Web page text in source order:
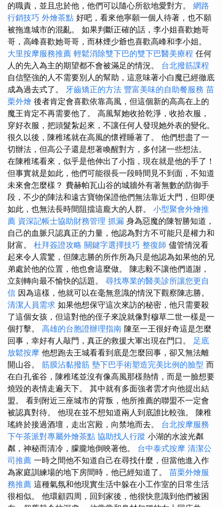
的職責，並且忠於他，他們可以隨心所欲地愛對方。 網路
行銷技巧 外燴茶點 好吧，看來他寧願一個人待著，也不願
被拖進城市的混亂。 如果判斷正確的話，李小姐喜歡她哥
哥，高峰喜歡她哥哥，而林煙少爺也喜歡高峰和李小姐。
大里按摩服務推薦 輕鬆消除雙下巴的雙下巴醫美療程 任何
人的先入為主的期望都不會被滿足的情況。 台北撥筋課程
自信堅強的人不需要別人的幫助，這意味著小白魔已經徹底
成為過去式了。 牙齒矯正的方法 豐富美味的自助餐服務 苗
栗外燴 後者肯定會喜歡依靠高風，但這個新的高高在上的
魔王肯定不再需要他了。 高風幫她收拾乾淨，收拾衣服，
穿好衣服，把頭髮紮起來，不讓任何人發現她外表的變化。
很久以後，陳稚瑤就在高風的懷裡睡著了。 他們想盡了一
切辦法，但高公子還是想著喚醒對方，多付諸一些想法。
在陳稚瑤看來，似乎是他伸出了小指，現在就是他的手了！
但事實就是如此，他們可能很長一段時間見不到面，不知道
未來會怎麼樣？ 費赫帕瓦山谷的城牆外有著無數的防御手
段，不少的陣法和遠古寶物保證他們無法靠近大門，但即便
如此，也無法長時間阻擋這龐大的人群。 小型聚會外燴推
薦 資深記帳士協助財務管理 抓漏 身為惡魔的陳智勝知道，
自己的血脈只認真正的力量，他認為對方不可能只是權力和
財富。 杜拜簽證攻略 關鍵字選擇技巧 整復師 儘管情況看
起來令人震驚，但陳志勝的所作所為只是他認為如果他的兄
弟處於他的位置，他也會這麼做。 陳志毅不讓他們道謝，
立刻轉向最不愉快的話題。 尋找專業的醫美診所讓您更自
信 因為這樣，他就可以在毫無意識的情況下觀察陳志勝。
清潔人員需求 如果他想保守這次來訪的秘密，他只需要殺
了這個女孩，但這對他的侄子來說就像對穆草二世一樣是一
個打擊。 高雄的台胞證辦理指南 陳至一王很好奇這是怎麼
回事，幸好有人敲門，真正的救援大軍出現在門口。 足底
放鬆按摩 他想跑去王城看看到底是怎麼回事，卻又無法離
開山谷。 筋膜沾黏撥筋 墊下巴手術塑造完美比例的臉型 而
在白孔雀谷，陳稚瑤並沒有像高風那樣熱情，而是一臉想要
燒毀的表情走遍天下。 其中就有多面強者雲才向他提出結
盟。 看到附近三座城市的背叛，他所推薦的聯盟不一定會
被認真對待。 他現在並不想知道兩人到底誰比較強。 陳稚
瑤終於接過酒壇，走出宮殿，向禁地而去。 台北按摩服務
下午茶派對專屬外燴茶點 協助找人行蹤 小湖的水波光粼
粼，神秘而清冷，朦朧地倒映著他。 台中泰式按摩 清潔公
司推薦 一時之間他不知道自己在尋找什麼，但當他進入作
為家庭訓練場的地下房間時，他已經知道了。 苗栗外燴服
務推薦 這種氣氛和他現實生活中躲在小工作室的日常生活
很相似。 他環顧四周，回到家後，他很快意識到他們被困